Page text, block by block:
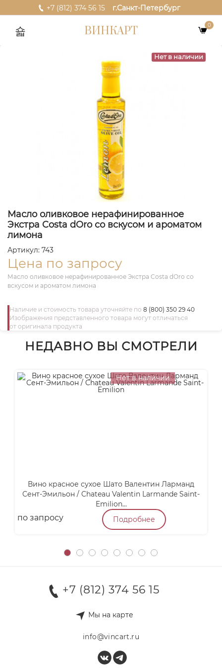
+7 (812) 374 56 15 г.Санкт-Петербург
ВИНКАРТ 0
Нет в наличии
Масло оливковое нерафинированное
Экстра Costa dOro со вскусом и ароматом
лимона
Артикул: 743
Цена по запросу
Масло оливковое нерафинированное Экстра Costa dOro со
вскусом и ароматом лимона
Наличие и стоимость товара уточняйте по 8 (800) 350 29 40
Изображения представленного товара могут отличаться
от оригинала продукта
НЕДАВНО ВЫ СМОТРЕЛИ
Нет в наличии
Вино красное сухое Шато Валентин Ларманд
Сент-Эмильон / Chateau Valentin Larmande Saint-
Emilion...
по запросу Подробнее
+7 (812) 374 56 15
Мы на карте
info@vincart.ru